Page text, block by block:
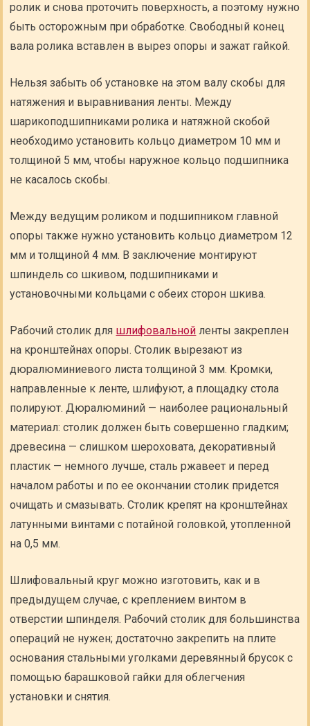
ролик и снова проточить поверхность, а поэтому нужно
быть осторожным при обработке. Свободный конец
вала ролика вставлен в вырез опоры и зажат гайкой.
Нельзя забыть об установке на этом валу скобы для
натяжения и выравнивания ленты. Между
шарикоподшипниками ролика и натяжной скобой
необходимо установить кольцо диаметром 10 мм и
толщиной 5 мм, чтобы наружное кольцо подшипника
не касалось скобы.
Между ведущим роликом и подшипником главной
опоры также нужно установить кольцо диаметром 12
мм и толщиной 4 мм. В заключение монтируют
шпиндель со шкивом, подшипниками и
установочными кольцами с обеих сторон шкива.
Рабочий столик для шлифовальной ленты закреплен
на кронштейнах опоры. Столик вырезают из
дюралюминиевого листа толщиной 3 мм. Кромки,
направленные к ленте, шлифуют, а площадку стола
полируют. Дюралюминий — наиболее рациональный
материал: столик должен быть совершенно гладким;
древесина — слишком шероховата, декоративный
пластик — немного лучше, сталь ржавеет и перед
началом работы и по ее окончании столик придется
очищать и смазывать. Столик крепят на кронштейнах
латунными винтами с потайной головкой, утопленной
на 0,5 мм.
Шлифовальный круг можно изготовить, как и в
предыдущем случае, с креплением винтом в
отверстии шпинделя. Рабочий столик для большинства
операций не нужен; достаточно закрепить на плите
основания стальными уголками деревянный брусок с
помощью барашковой гайки для облегчения
установки и снятия.